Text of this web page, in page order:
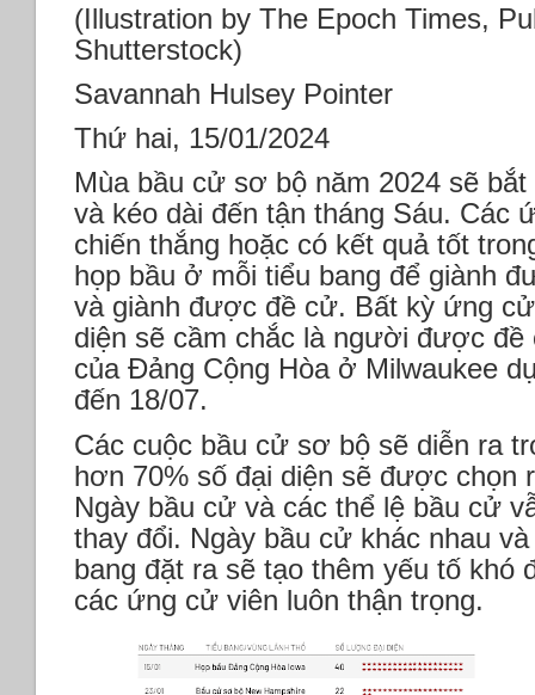
(Illustration by The Epoch Times,
Shutterstock)
Savannah Hulsey Pointer
Thứ hai, 15/01/2024
Mùa bầu cử sơ bộ năm 2024 sẽ
và kéo dài đến tận tháng Sáu. Các
chiến thắng hoặc có kết quả tốt
họp bầu ở mỗi tiểu bang để giành
và giành được đề cử. Bất kỳ ứng
diện sẽ cầm chắc là người được đề
của Đảng Cộng Hòa ở Milwaukee
đến 18/07.
Các cuộc bầu cử sơ bộ sẽ diễn ra
hơn 70% số đại diện sẽ được chọn
Ngày bầu cử và các thể lệ bầu cử
thay đổi. Ngày bầu cử khác nhau
bang đặt ra sẽ tạo thêm yếu tố khó
các ứng cử viên luôn thận trọng.